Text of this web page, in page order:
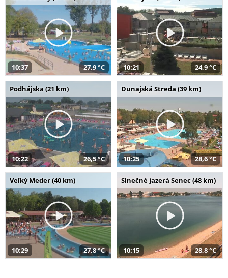
10:37 27,9 °C 10:21 24,9 °C
Podhájska (21 km)
10:22 26,5 °C
Dunajská Streda (39 km)
10:25 28,6 °C
Veľký Meder (40 km)
10:29 27,8 °C
Slnečné jazerá Senec (48 km)
10:15 28,8 °C